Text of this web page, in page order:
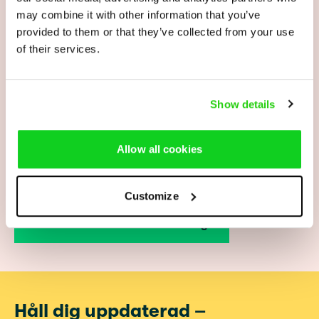
may combine it with other information that you’ve
provided to them or that they’ve collected from your use
of their services.
Show details
Allow all cookies
Customize
Jag har en fråga om min insamling, vem
kontaktar jag?
Vad har Diakonia för swishnummer?
Kan jag starta en insamling via Facebook?
Håll dig uppdaterad –